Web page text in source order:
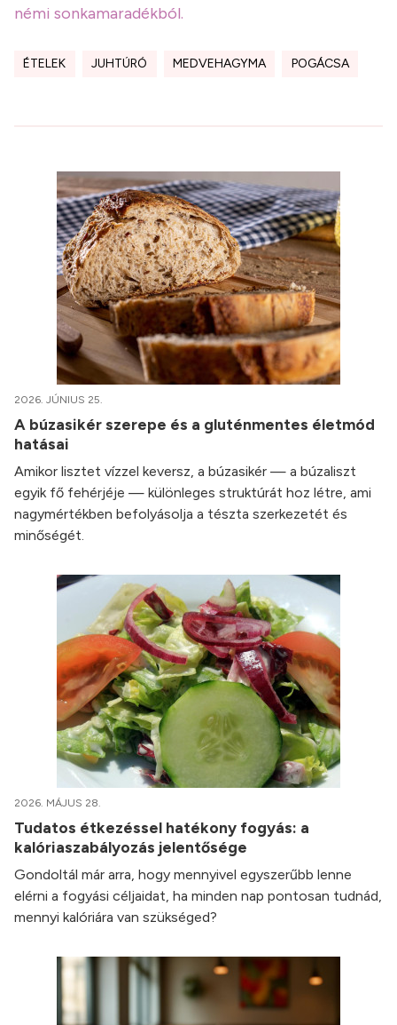
némi sonkamaradékból.
ÉTELEK JUHTÚRÓ MEDVEHAGYMA POGÁCSA
2026. JÚNIUS 25.
A búzasikér szerepe és a gluténmentes életmód
hatásai
Amikor lisztet vízzel keversz, a búzasikér — a búzaliszt
egyik fő fehérjéje — különleges struktúrát hoz létre, ami
nagymértékben befolyásolja a tészta szerkezetét és
minőségét.
2026. MÁJUS 28.
Tudatos étkezéssel hatékony fogyás: a
kalóriaszabályozás jelentősége
Gondoltál már arra, hogy mennyivel egyszerűbb lenne
elérni a fogyási céljaidat, ha minden nap pontosan tudnád,
mennyi kalóriára van szükséged?